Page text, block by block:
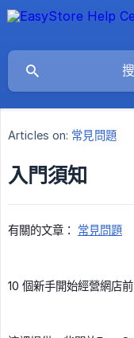
Articles on: 常見問題
入門須知
有關的文章： 常見問題
10 個新手開始經營網店